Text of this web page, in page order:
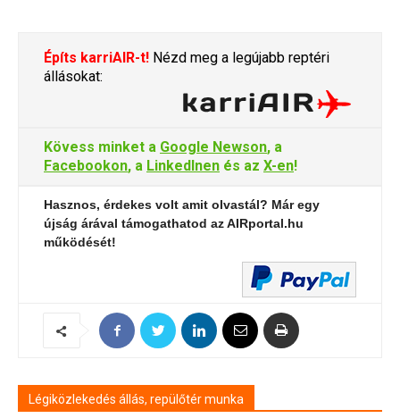
Építs karriAIR-t! Nézd meg a legújabb reptéri
állásokat:
Kövess minket a Google Newson, a
Facebookon, a LinkedInen és az X-en!
Hasznos, érdekes volt amit olvastál? Már egy
újság árával támogathatod az AIRportal.hu
működését!
Légiközlekedés állás, repülőtér munka